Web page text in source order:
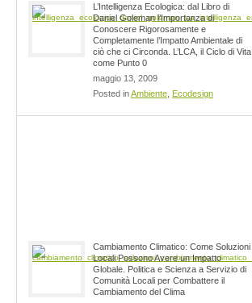
L’Intelligenza Ecologica: dal Libro di
Daniel Goleman l’Importanza di
Conoscere Rigorosamente e
Completamente l’Impatto Ambientale di
ciò che ci Circonda. L’LCA, il Ciclo di Vita
come Punto 0
maggio 13, 2009
Posted inAmbiente Ecodesign
Cambiamento Climatico: Come Soluzioni
Locali Possono Avere un Impatto
Globale. Politica e Scienza a Servizio di
Comunità Locali per Combattere il
Cambiamento del Clima